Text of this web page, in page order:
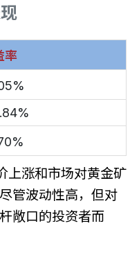
率
上涨和市场对黄金矿
管波动性高，但对
敞口的投资者而